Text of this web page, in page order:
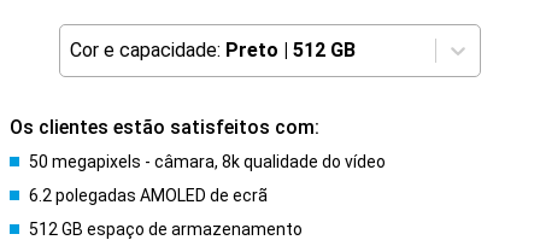
Cor e capacidade: Preto | 512 GB
Os clientes estão satisfeitos com:
50 megapixels - câmara, 8k qualidade do vídeo
6.2 polegadas AMOLED de ecrã
512 GB espaço de armazenamento